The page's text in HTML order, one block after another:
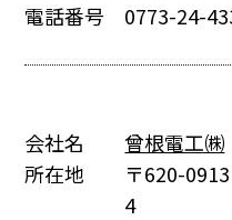
電話番号
0773-24-
会社名
曾根電工㈱
所在地
〒620-
4